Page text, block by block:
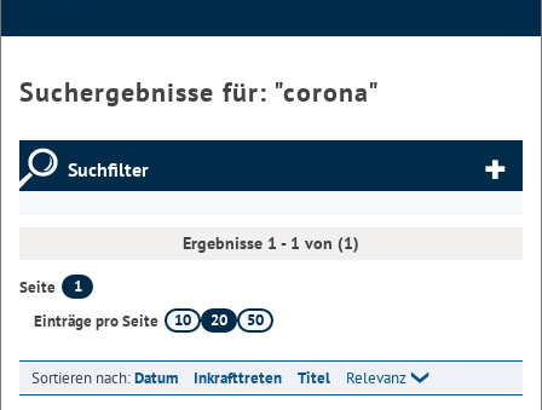
Suchergebnisse für: "corona"
Suchfilter
Ergebnisse 1 - 1 von (1)
Seite
1
Einträge pro Seite
10 20 50
Sortieren nach:Datum Inkrafttreten Titel Relevanz